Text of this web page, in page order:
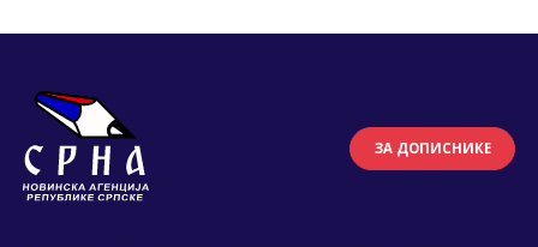
ЗА ДОПИСНИКЕ